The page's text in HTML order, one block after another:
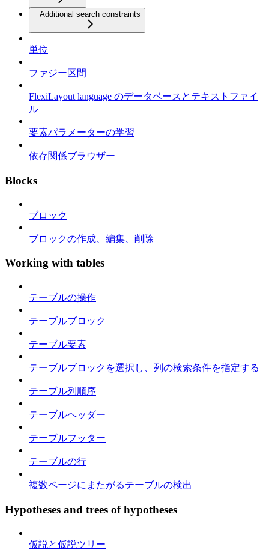
Additional search constraints
単位
ファジー区間
FlexiLayout language のデータベースとテキストファイ
ル
要素パラメーターの学習
依存関係ブラウザー
Blocks
ブロック
ブロックの作成、編集、削除
Working with tables
テーブルの操作
テーブルブロック
テーブル要素
テーブルブロックを選択し、列の検索条件を指定する
テーブル列順序
テーブルヘッダー
テーブルフッター
テーブルの行
複数ページにまたがるテーブルの検出
Hypotheses and trees of hypotheses
仮説と仮説ツリー